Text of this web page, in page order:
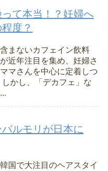
て本当！？妊婦へ
度？
まないカフェイン飲料
近年注目を集め、妊婦さ
マさんを中心に定着しつ
かし、「デカフェ」な
ルモリが日本に
国で大注目のヘアスタイ